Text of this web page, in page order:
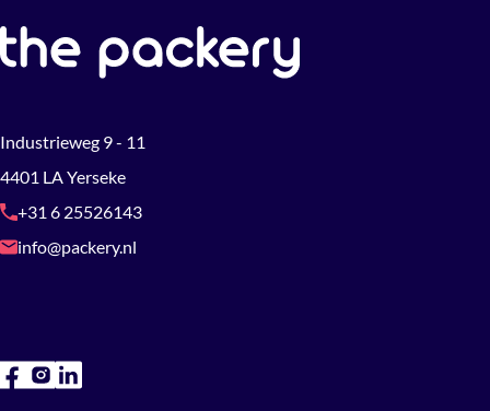
Industrieweg 9 - 11
4401 LA Yerseke
+31 6 25526143
info@packery.nl